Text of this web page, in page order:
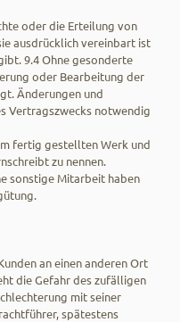
oder die Erteilung von
ausdrücklich vereinbart ist
9.4 Ohne gesonderte
oder Bearbeitung der
Änderungen und
Vertragszwecks notwendig
fertig gestellten Werk und
zu nennen.
sonstige Mitarbeit haben
an einen anderen Ort
die Gefahr des zufälligen
mit seiner
spätestens